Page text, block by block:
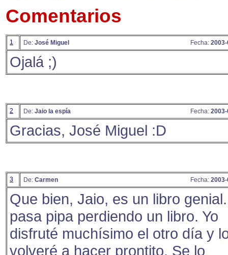
Comentarios
1 De: José Miguel Fecha:
Ojalá ;)
2 De: Jaio la espía Fecha:
Gracias, José Miguel :D
3 De: Carmen Fecha:
Que bien, Jaio, es un libro
pasa pipa perdiendo un libro. Yo
disfruté muchísimo el otro día y
volveré a hacer prontito. Se lo